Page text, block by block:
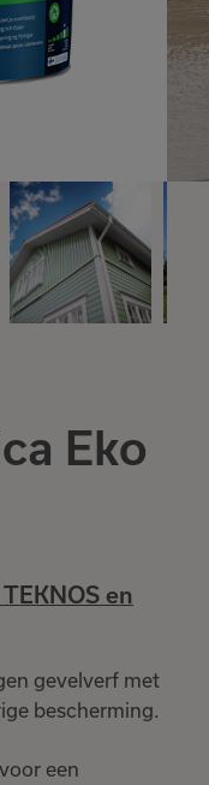
Eko
TEKNOS en
gevelverf met
bescherming.
een